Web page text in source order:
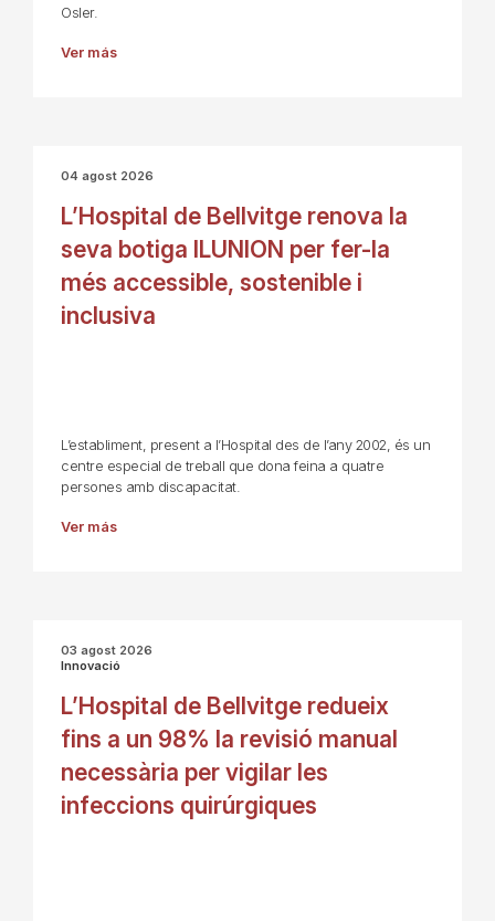
Osler.
Ver más
04 agost 2026
L’Hospital de Bellvitge renova la
seva botiga ILUNION per fer-la
més accessible, sostenible i
inclusiva
L’establiment, present a l’Hospital des de l’any 2002, és un
centre especial de treball que dona feina a quatre
persones amb discapacitat.
Ver más
03 agost 2026
Innovació
L’Hospital de Bellvitge redueix
fins a un 98% la revisió manual
necessària per vigilar les
infeccions quirúrgiques